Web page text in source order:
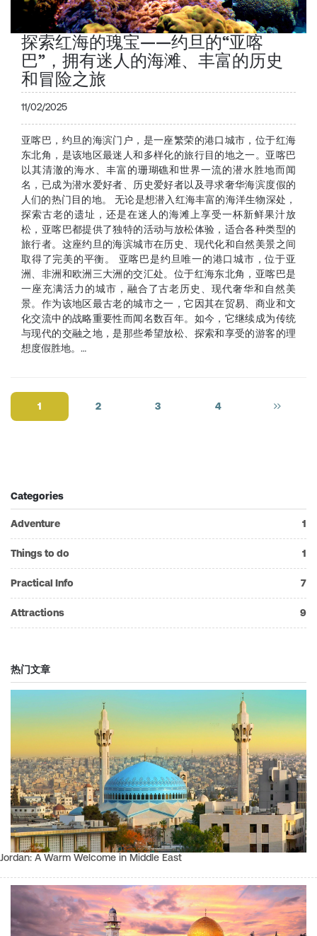
探索红海的瑰宝——约旦的“亚喀
巴”，拥有迷人的海滩、丰富的历史
和冒险之旅
11/02/2025
亚喀巴，约旦的海滨门户，是一座繁荣的港口城市，位于红海
东北角，是该地区最迷人和多样化的旅行目的地之一。亚喀巴
以其清澈的海水、丰富的珊瑚礁和世界一流的潜水胜地而闻
名，已成为潜水爱好者、历史爱好者以及寻求奢华海滨度假的
人们的热门目的地。 无论是想潜入红海丰富的海洋生物深处，
探索古老的遗址，还是在迷人的海滩上享受一杯新鲜果汁放
松，亚喀巴都提供了独特的活动与放松体验，适合各种类型的
旅行者。这座约旦的海滨城市在历史、现代化和自然美景之间
取得了完美的平衡。 亚喀巴是约旦唯一的港口城市，位于亚
洲、非洲和欧洲三大洲的交汇处。位于红海东北角，亚喀巴是
一座充满活力的城市，融合了古老历史、现代奢华和自然美
景。作为该地区最古老的城市之一，它因其在贸易、商业和文
化交流中的战略重要性而闻名数百年。如今，它继续成为传统
与现代的交融之地，是那些希望放松、探索和享受的游客的理
想度假胜地。…
1 2 3 4
Categories
Adventure 1
Things to do 1
Practical Info 7
Attractions 9
热门文章
Jordan: A Warm Welcome in Middle East